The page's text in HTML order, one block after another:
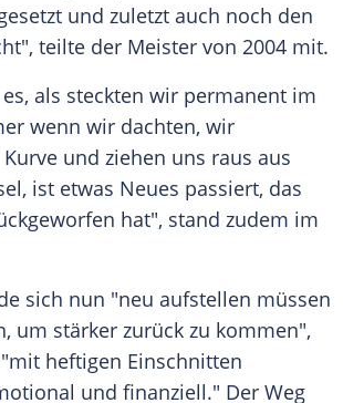
und zuletzt auch noch den
teilte der Meister von 2004 mit.
als steckten wir permanent im
wenn wir dachten, wir
und ziehen uns raus aus
, ist etwas Neues passiert, das
hat", stand zudem im
sich nun "neu aufstellen müssen
um stärker zurück zu kommen",
heftigen Einschnitten
und finanziell." Der Weg